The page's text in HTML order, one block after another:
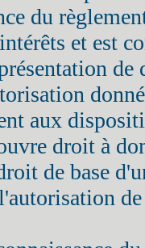
du
et est
de
aux
droit à
de base